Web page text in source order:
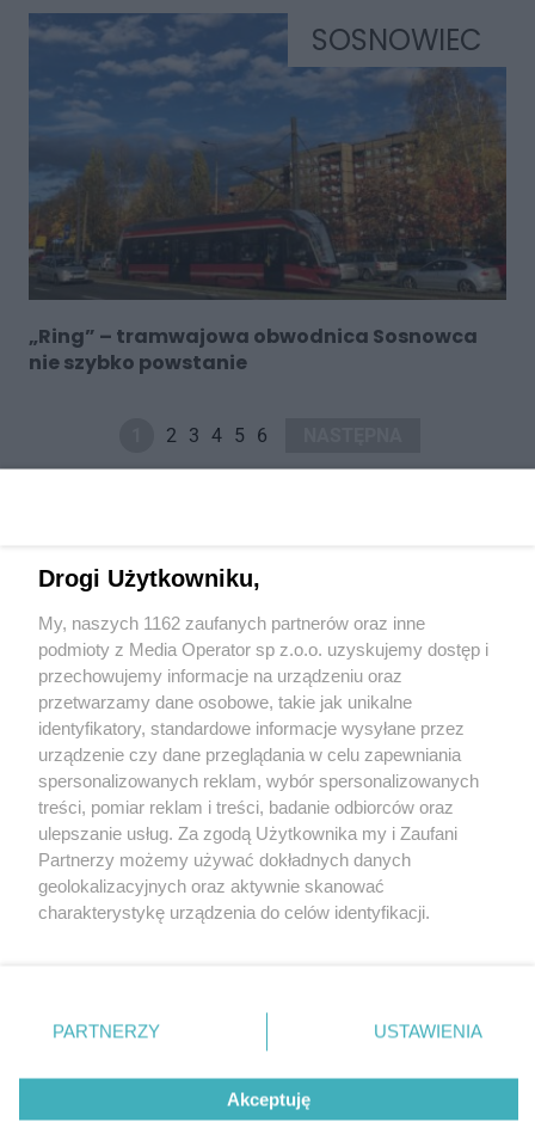
SOSNOWIEC
„Ring” – tramwajowa obwodnica Sosnowca
nie szybko powstanie
2 3 4 5 6
Wydawca mediówlokalnych
Nie zapomnij
zapoznać się z:
polityką prywatności
Twojemiasto
Piekary Śląskie
Chorzów
Tarnowskie Góry
Knurów
Skontakuj sięz nami
Kontakt
Redakcja
Newsletter
Drogi Użytkowniku,
My, naszych 1162 zaufanych partnerów oraz inne
podmioty z Media Operator sp z.o.o. uzyskujemy dostęp i
przechowujemy informacje na urządzeniu oraz
przetwarzamy dane osobowe, takie jak unikalne
identyfikatory, standardowe informacje wysyłane przez
urządzenie czy dane przeglądania w celu zapewniania
spersonalizowanych reklam, wybór spersonalizowanych
treści, pomiar reklam i treści, badanie odbiorców oraz
ulepszanie usług. Za zgodą Użytkownika my i Zaufani
Partnerzy możemy używać dokładnych danych
geolokalizacyjnych oraz aktywnie skanować
charakterystykę urządzenia do celów identyfikacji.
zmienić/wycofać klikając przycisk ustawień prywatności
znajdujący się w lewym dolnym rogu strony
rodzaje przetwarzania danych nie wymagają zgody
użytkownika, ale masz prawo sprzeciwić się takiemu
PARTNERZY USTAWIENIA
Akceptuję